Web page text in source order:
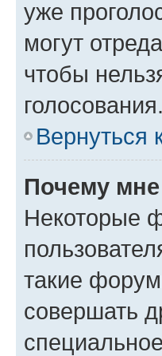
уже
могут
чтобы
голосования.
Вернуться
Почему
Некоторые
такие
совершать